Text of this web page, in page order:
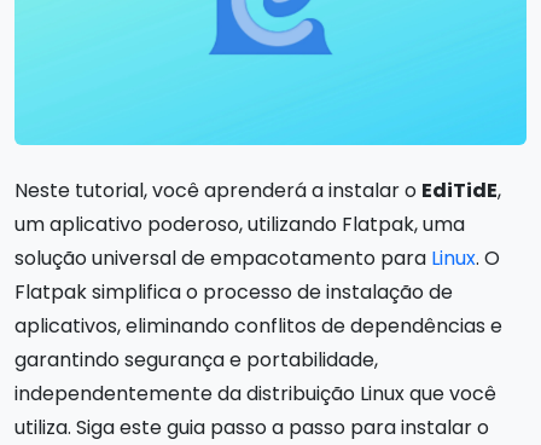
Neste tutorial, você aprenderá a instalar o EdiTidE,
um aplicativo poderoso, utilizando Flatpak, uma
solução universal de empacotamento para Linux. O
Flatpak simplifica o processo de instalação de
aplicativos, eliminando conflitos de dependências e
garantindo segurança e portabilidade,
independentemente da distribuição Linux que você
utiliza. Siga este guia passo a passo para instalar o